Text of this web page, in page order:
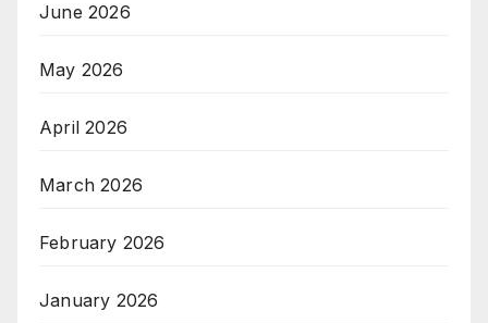
June 2026
May 2026
April 2026
March 2026
February 2026
January 2026